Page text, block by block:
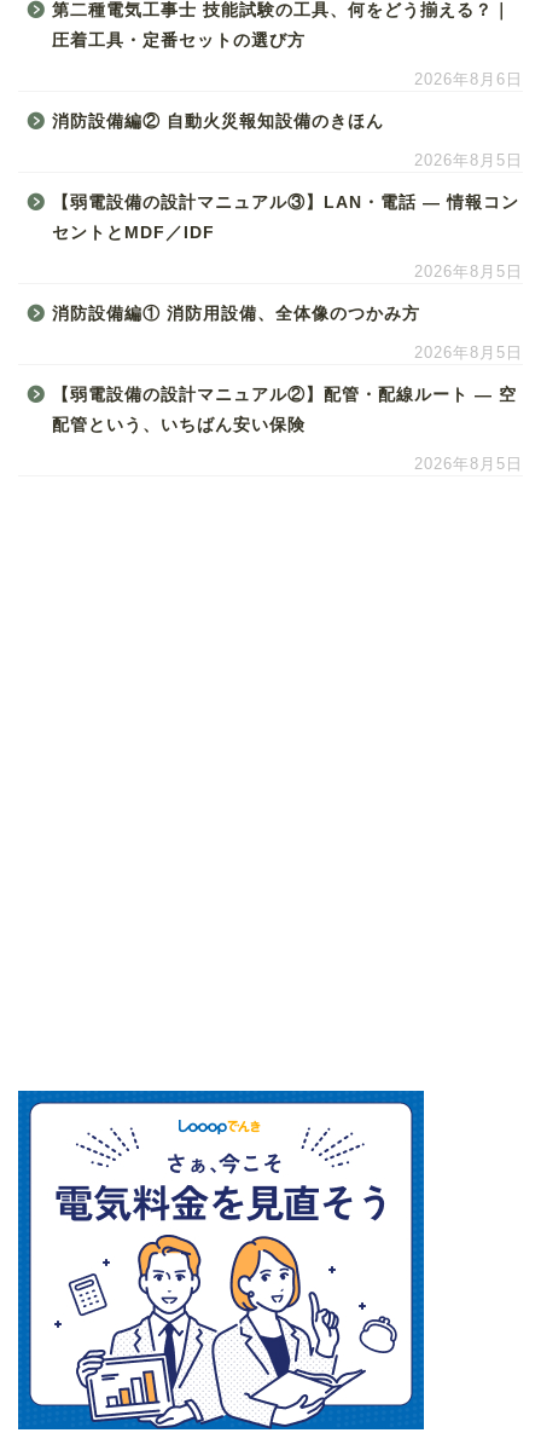
第二種電気工事士 技能試験の工具、何をどう揃える？｜
圧着工具・定番セットの選び方
2026年8月6日
消防設備編② 自動火災報知設備のきほん
2026年8月5日
【弱電設備の設計マニュアル③】LAN・電話 ― 情報コン
セントとMDF／IDF
2026年8月5日
消防設備編① 消防用設備、全体像のつかみ方
2026年8月5日
【弱電設備の設計マニュアル②】配管・配線ルート ― 空
配管という、いちばん安い保険
2026年8月5日